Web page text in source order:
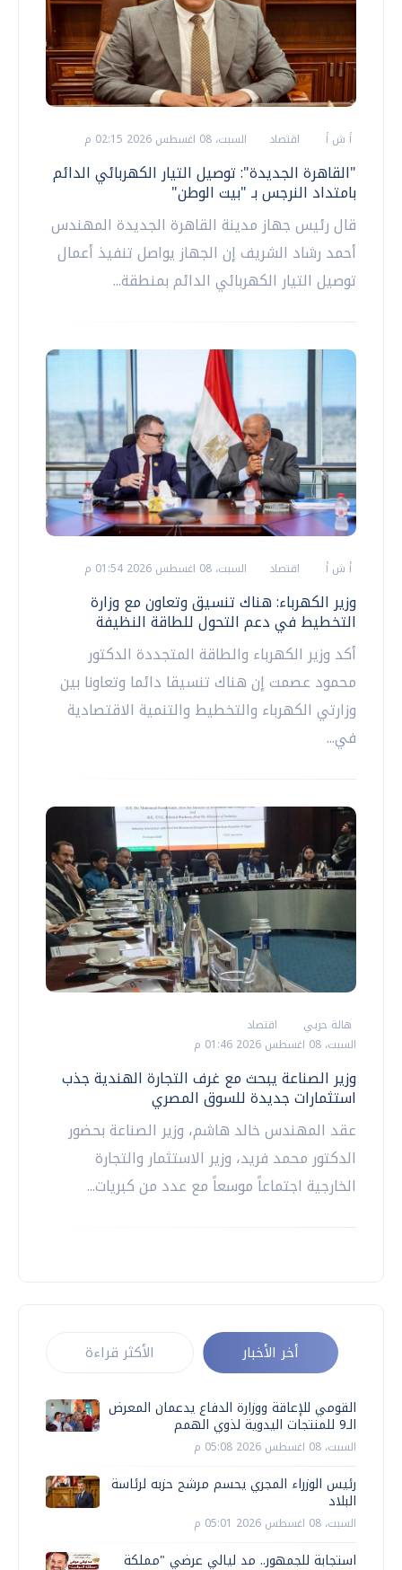
أ ش أ اقتصاد السبت، 08 اغسطس 2026 02:15 م
"القاهرة الجديدة": توصيل التيار الكهربائي الدائم
بامتداد النرجس بـ "بيت الوطن"
قال رئيس جهاز مدينة القاهرة الجديدة المهندس
أحمد رشاد الشريف إن الجهاز يواصل تنفيذ أعمال
توصيل التيار الكهربائي الدائم بمنطقة...
أ ش أ اقتصاد السبت، 08 اغسطس 2026 01:54 م
وزير الكهرباء: هناك تنسيق وتعاون مع وزارة
التخطيط في دعم التحول للطاقة النظيفة
أكد وزير الكهرباء والطاقة المتجددة الدكتور
محمود عصمت إن هناك تنسيقا دائما وتعاونا بين
وزارتي الكهرباء والتخطيط والتنمية الاقتصادية
في...
هالة حربي
اقتصاد
السبت، 08 اغسطس 2026 01:46 م
وزير الصناعة يبحث مع غرف التجارة الهندية جذب
استثمارات جديدة للسوق المصري
عقد المهندس خالد هاشم، وزير الصناعة بحضور
الدكتور محمد فريد، وزير الاستثمار والتجارة
الخارجية اجتماعاً موسعاً مع عدد من كبريات...
أخر الأخبار الأكثر قراءة
القومي للإعاقة ووزارة الدفاع يدعمان المعرض
الـ9 للمنتجات اليدوية لذوي الهمم
السبت، 08 اغسطس 2026 05:08 م
رئيس الوزراء المجري يحسم مرشح حزبه لرئاسة
البلاد
السبت، 08 اغسطس 2026 05:01 م
استجابة للجمهور.. مد ليالي عرضي "مملكة